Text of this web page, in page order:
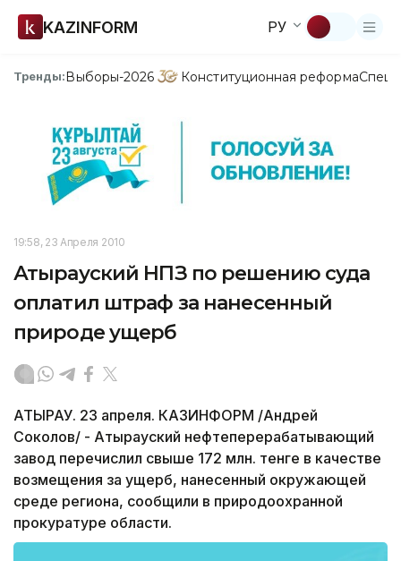
KAZINFORM РУ
Тренды:Выборы-2026 Конституционная реформа
19:58, 23 Апреля 2010
Атырауский НПЗ по решению суда
оплатил штраф за нанесенный
природе ущерб
АТЫРАУ. 23 апреля. КАЗИНФОРМ /Андрей
Соколов/ - Атырауский нефтеперерабатывающий
завод перечислил свыше 172 млн. тенге в качестве
возмещения за ущерб, нанесенный окружающей
среде региона, сообщили в природоохранной
прокуратуре области.